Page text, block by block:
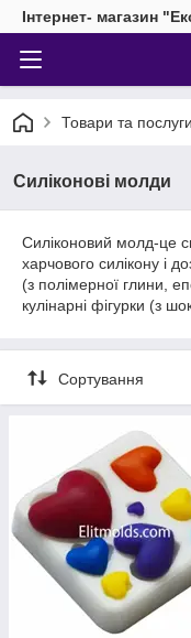
Інтернет- магазин
Товари та послуги
Силіконові молди
Силіконовий молд-це
харчового силікону і
(з полімерної глини,
кулінарні фігурки (з
Сортування